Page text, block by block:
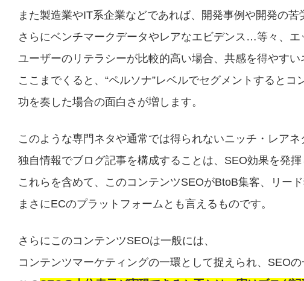
また製造業やIT系企業などであれば、開発事例や開発の苦
さらにベンチマークデータやレアなエビデンス…等々、エ
ユーザーのリテラシーが比較的高い場合、共感を得やすい
ここまでくると、“ペルソナ”レベルでセグメントするとコ
功を奏した場合の面白さが増します。
このような専門ネタや通常では得られないニッチ・レアネ
独自情報でブログ記事を構成することは、SEO効果を発揮
これらを含めて、このコンテンツSEOがBtoB集客、リー
まさにECのプラットフォームとも言えるものです。
さらにこのコンテンツSEOは一般には、
コンテンツマーケティングの一環として捉えられ、SEOの